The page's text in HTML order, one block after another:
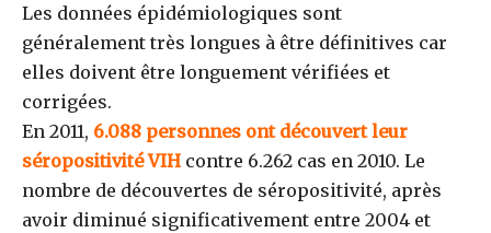
Les données épidémiologiques sont
généralement très longues à être définitives car
elles doivent être longuement vérifiées et
corrigées.
En 2011, 6.088 personnes ont découvert leur
séropositivité VIH contre 6.262 cas en 2010. Le
nombre de découvertes de séropositivité, après
avoir diminué significativement entre 2004 et